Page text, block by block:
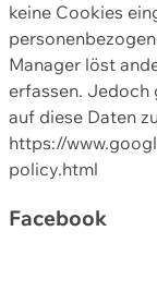
keine Cookies
Manager löst
erfassen. Jedoch
auf diese Daten
https://
policy.html
Facebook